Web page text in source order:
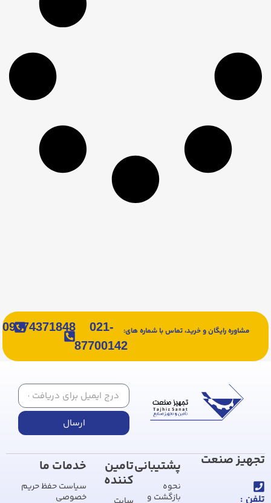
مشاوره رایگان و خرید، تماس با شماره های:
021-
87700142
09374371848
ارسال
تجهیز صنعت
تلفن :
پشتیبانی
نحوه
بازگشت و
تامین
کننده
خدمات ما
سیاست حفظ حریم
خصوصی